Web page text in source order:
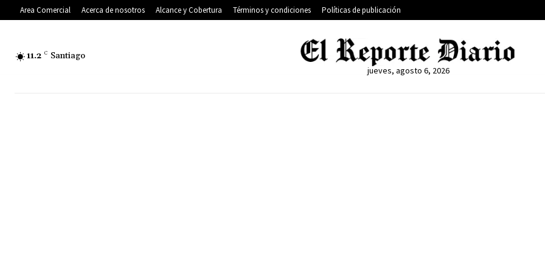
Area Comercial Acerca de nosotros Alcance y Cobertura Términos y condiciones Políticas de publicación
11.2 C Santiago
jueves, agosto 6, 2026